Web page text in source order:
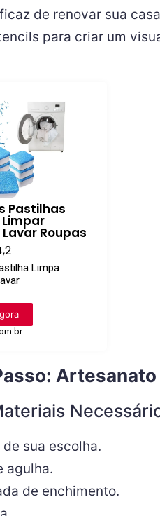
de renovar sua
para criar um
Pastilhas
Roupas
Limpa
de sua escolha.
agulha.
de enchimento.